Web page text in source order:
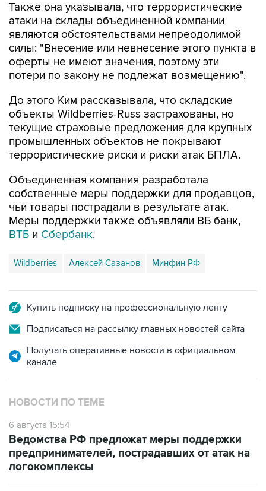
Также она указывала, что террористические
атаки на склады объединенной компании
являются обстоятельствами непреодолимой
силы: "Внесение или невнесение этого пункта в
оферты не имеют значения, поэтому эти
потери по закону не подлежат возмещению".
До этого Ким рассказывала, что складские
объекты Wildberries-Russ застрахованы, но
текущие страховые предложения для крупных
промышленных объектов не покрывают
террористические риски и риски атак БПЛА.
Объединенная компания разработала
собственные меры поддержки для продавцов,
чьи товары пострадали в результате атак.
Меры поддержки также объявляли ВБ банк,
ВТБ и Сбербанк.
Wildberries Алексей Сазанов Минфин РФ
Купить подписку на профессиональную ленту
Подписаться на рассылку главных новостей сайта
Получать оперативные новости в официальном
канале
НОВОСТИ ПО ТЕМЕ
6 августа 15:54
Ведомства РФ предложат меры поддержки
предпринимателей, пострадавших от атак на
логокомплексы